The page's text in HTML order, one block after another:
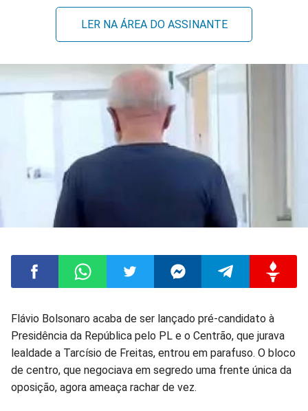
LER NA ÁREA DO ASSINANTE
Compartilhar
no
Facebook
Compartilhar
no
Whatsapp
Compartilhar
no
Twitter
Compartilhar
no
Messenger
Compartilhar
no
no
Flávio Bolsonaro acaba de ser lançado pré-candidato à
Presidência da República pelo PL e o Centrão, que jurava
lealdade a Tarcísio de Freitas, entrou em parafuso. O bloco
de centro, que negociava em segredo uma frente única da
oposição, agora ameaça rachar de vez.